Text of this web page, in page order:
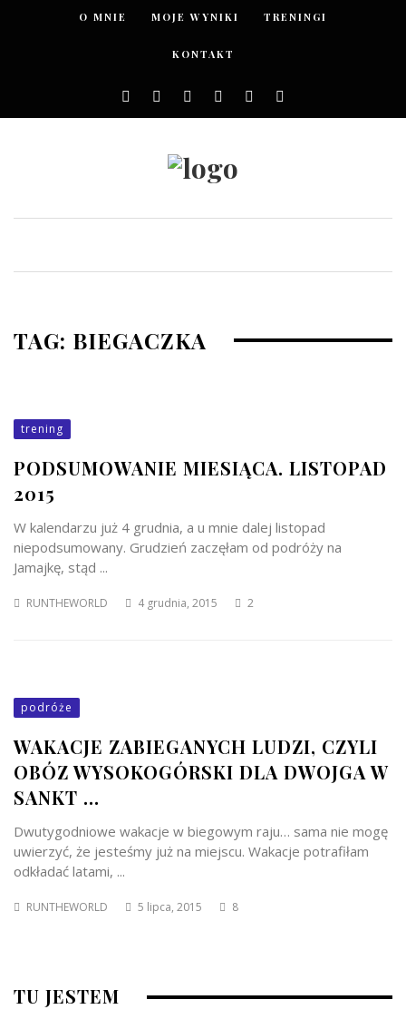
O MNIE MOJE WYNIKI TRENINGI
KONTAKT
TAG: BIEGACZKA
trening
PODSUMOWANIE MIESIĄCA. LISTOPAD
2015
W kalendarzu już 4 grudnia, a u mnie dalej listopad
niepodsumowany. Grudzień zaczęłam od podróży na
Jamajkę, stąd ...
RUNTHEWORLD 4 grudnia, 2015 2
podróże
WAKACJE ZABIEGANYCH LUDZI, CZYLI
OBÓZ WYSOKOGÓRSKI DLA DWOJGA W
SANKT ...
Dwutygodniowe wakacje w biegowym raju… sama nie mogę
uwierzyć, że jesteśmy już na miejscu. Wakacje potrafiłam
odkładać latami, ...
RUNTHEWORLD 5 lipca, 2015 8
TU JESTEM